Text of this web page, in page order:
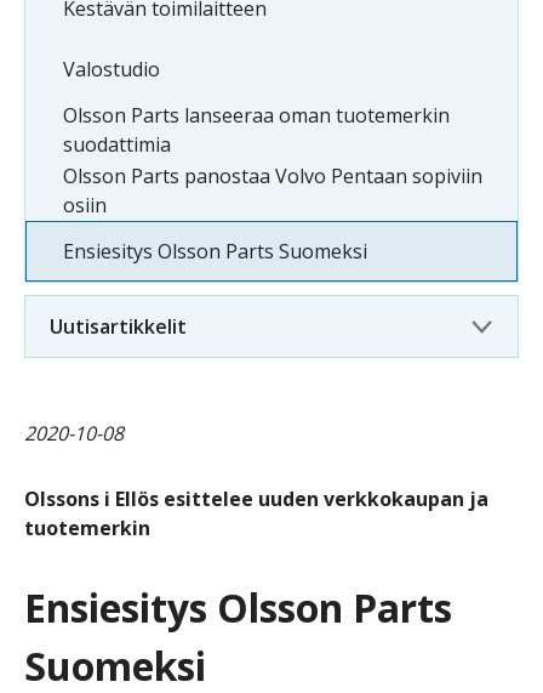
Kestävän toimilaitteen
Valostudio
Olsson Parts lanseeraa oman tuotemerkin
suodattimia
Olsson Parts panostaa Volvo Pentaan sopiviin
osiin
Ensiesitys Olsson Parts Suomeksi
Uutisartikkelit
2020-10-08
Olssons i Ellös esittelee uuden verkkokaupan ja
tuotemerkin
Ensiesitys Olsson Parts
Suomeksi